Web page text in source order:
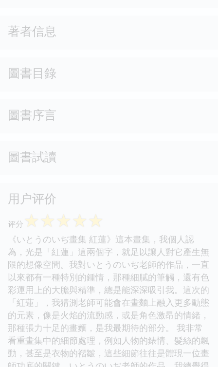
著者信息
圖書目錄
圖書序言
圖書試讀
用户评价
评分 ☆☆☆☆☆
《いとうのいぢ畫集 紅蓮》這本畫集，我個人認
為，光是「紅蓮」這兩個字，就足以讓人對它產生無
限的想像空間。我對いとうのいぢ老師的作品，一直
以來都有一種特別的鍾情，那種細膩的筆觸，還有色
彩運用上的大膽與精準，總是能深深吸引我。這次的
「紅蓮」，我猜測老師可能會在畫麵上融入更多動態
的元素，像是火焰的流動感，或是角色激昂的情緒，
那種張力十足的畫麵，是我最期待的部分。 我非常
看重畫集中的細節處理，例如人物的錶情、髮絲的飄
動，甚至是衣物的褶皺，這些細節往往是體現一位畫